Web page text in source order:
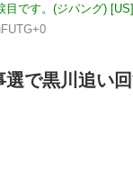
目です。(ジパング) [US]
選で黒川追い